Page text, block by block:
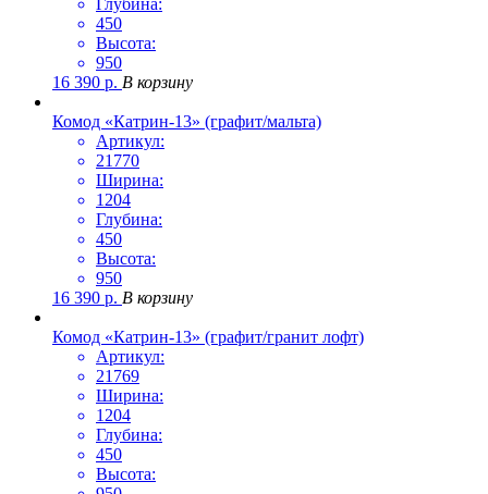
Глубина:
450
Высота:
950
16 390 р. В корзину
Комод «Катрин-13» (графит/мальта)
Артикул:
21770
Ширина:
1204
Глубина:
450
Высота:
950
16 390 р. В корзину
Комод «Катрин-13» (графит/гранит лофт)
Артикул:
21769
Ширина:
1204
Глубина:
450
Высота: